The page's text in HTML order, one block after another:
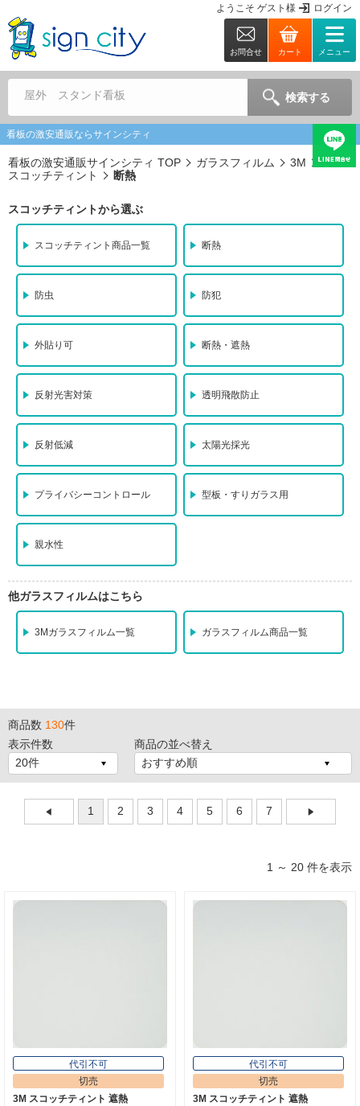
ようこそ ゲスト 様 ログイン
お問合せ カート メニュー
屋外 スタンド看板 検索する
看板の激安通販ならサインシティ
看板の激安通販サインシティ TOP ガラスフィルム
3M
スコッチティント
断熱
スコッチティントから選ぶ
スコッチティント商品一覧 断熱
防虫 防犯
外貼り可 断熱・遮熱
反射光害対策 透明飛散防止
反射低減 太陽光採光
プライバシーコントロール 型板・すりガラス用
親水性
他ガラスフィルムはこちら
3Mガラスフィルム一覧 ガラスフィルム商品一覧
商品数 130件
表示件数
商品の並べ替え
1 2 3 4 5 6 7
1 ～ 20 件を表示
代引不可
切売
3M スコッチティント 遮熱
代引不可
切売
3M スコッチティント 遮熱